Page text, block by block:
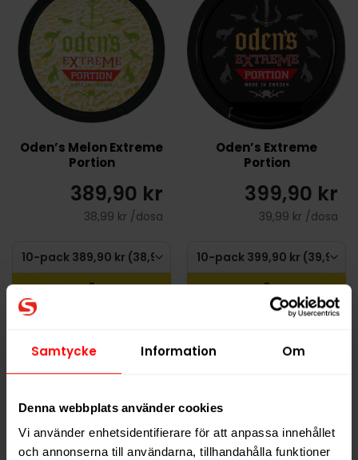
Samtycke Information Om
Denna webbplats använder cookies
Vi använder enhetsidentifierare för att anpassa innehållet
och annonserna till användarna, tillhandahålla funktioner
Oden’s Melon Extreme
Portion
389,90 kr
38,99 kr /dosa
KÖP
Oden’s Extreme
Portion
399,90 kr
39,99 kr /dosa
KÖP